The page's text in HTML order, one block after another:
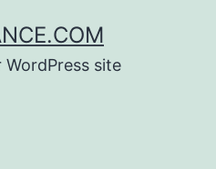
site